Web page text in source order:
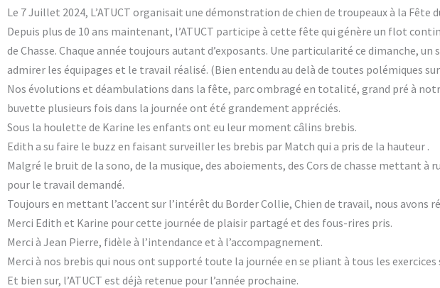
Le 7 Juillet 2024, L’ATUCT organisait une démonstration de chien de troupeaux à la Fête
Depuis plus de 10 ans maintenant, l’ATUCT participe à cette fête qui génère un flot
de Chasse. Chaque année toujours autant d’exposants. Une particularité ce dimanche,
admirer les équipages et le travail réalisé. (Bien entendu au delà de toutes polémiques sur
Nos évolutions et déambulations dans la fête, parc ombragé en totalité, grand pré à
buvette plusieurs fois dans la journée ont été grandement appréciés.
Sous la houlette de Karine les enfants ont eu leur moment câlins brebis.
Edith a su faire le buzz en faisant surveiller les brebis par Match qui a pris de la hauteur .
Malgré le bruit de la sono, de la musique, des aboiements, des Cors de chasse mettant
pour le travail demandé.
Toujours en mettant l’accent sur l’intérêt du Border Collie, Chien de travail, nous avons
Merci Edith et Karine pour cette journée de plaisir partagé et des fous-rires pris.
Merci à Jean Pierre, fidèle à l’intendance et à l’accompagnement.
Merci à nos brebis qui nous ont supporté toute la journée en se pliant à tous les
Et bien sur, l’ATUCT est déjà retenue pour l’année prochaine.